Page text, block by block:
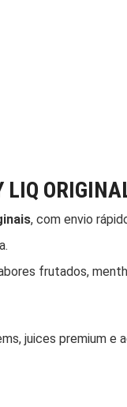
LIQ
, com envio
frutados,
juices premium e